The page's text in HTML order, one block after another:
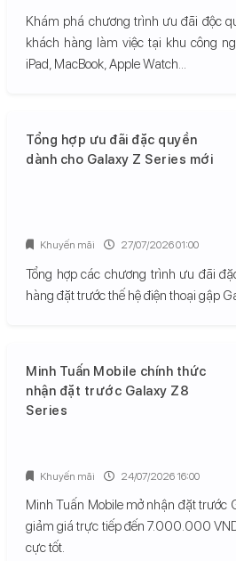
Khám phá chương trình ưu đãi độc
khách hàng làm việc tại khu công
iPad, MacBook, Apple Watch...
Tổng hợp ưu đãi đặc quyền
dành cho Galaxy Z Series mới
Tổng hợp các chương trình ưu đãi
hàng đặt trước thế hệ điện thoại gập
Khuyến mãi 27/07/2026 01:00
Minh Tuấn Mobile chính thức
nhận đặt trước Galaxy Z8
Series
Minh Tuấn Mobile mở nhận đặt trước
giảm giá trực tiếp đến 7.000.000
cực tốt.
Khuyến mãi 24/07/2026 16:00